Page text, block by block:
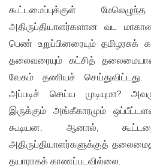
கூட்டமைப்புக்குள்
அதிருப்தியாளர்களான வட
பெண் உறுப்பினரையும்
தலைவரையும் கட்சித்
வேகம் தணியச்
அப்படிச் செய்ய முடியுமா?
இருக்கும் அங்கீகாரமும்
கூடியன. ஆனால்,
அதிருப்தியாளர்களுக்குத்
தயாராகக் காணப்படவில்லை.